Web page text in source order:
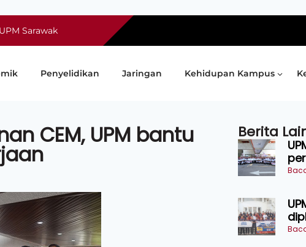
UPM Sarawak
Penyelidikan Jaringan Kehidupan Kampus
CEM, UPM bantu Berita